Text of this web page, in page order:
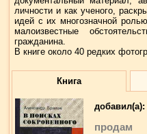
личности и как ученого,
идей с их многозначной
малоизвестные
гражданина.
В книге около 40 редких
Книга
добавил(a):
продам